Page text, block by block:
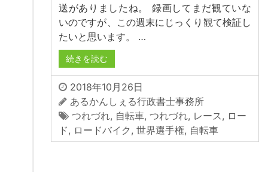
送がありましたね。 録画してまだ観ていな
いのですが、この週末にじっくり観て検証し
たいと思います。 …
続きを読む
2018年10月26日
あるかんしぇる行政書士事務所
つれづれ, 自転車, つれづれ, レース , ロー
ド, ロードバイク , 世界選手権, 自転車